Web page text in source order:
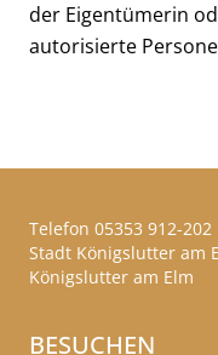
der Eigentümerin
autorisierte
BESUCHEN
Telefon 05353 912-202
Stadt Königslutter am
Königslutter am Elm